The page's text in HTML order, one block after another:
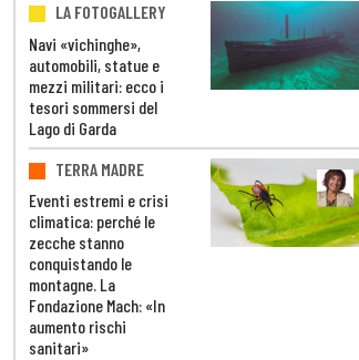
LA FOTOGALLERY
Navi «vichinghe»,
automobili, statue e
mezzi militari: ecco i
tesori sommersi del
Lago di Garda
TERRA MADRE
Eventi estremi e crisi
climatica: perché le
zecche stanno
conquistando le
montagne. La
Fondazione Mach: «In
aumento rischi
sanitari»